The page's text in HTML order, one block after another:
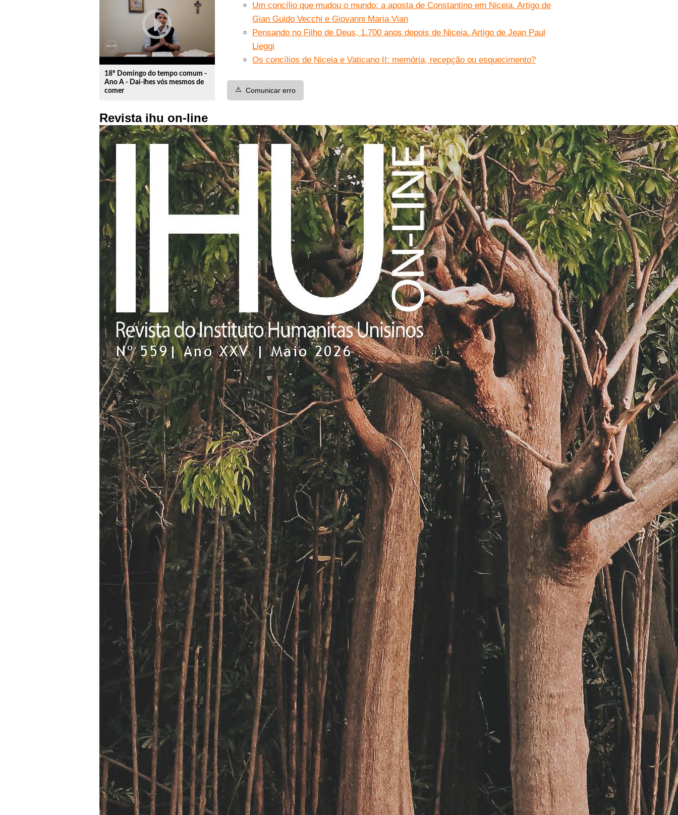
play_circle_outline
18º Domingo do tempo comum -
Ano A - Dai-lhes vós mesmos de
comer
Revista ihu on-line
Um concílio que mudou o mundo: a aposta de Constantino em Niceia. Artigo de
Gian Guido Vecchi e Giovanni Maria Vian
Pensando no Filho de Deus, 1.700 anos depois de Niceia. Artigo de Jean Paul
Lieggi
Os concílios de Niceia e Vaticano II: memória, recepção ou esquecimento?
⚠️ Comunicar erro